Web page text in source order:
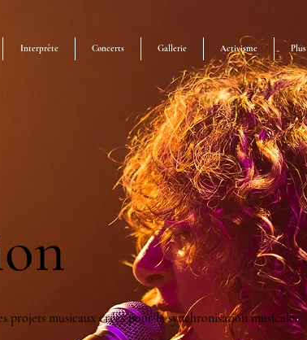
Interprète Concerts Gallerie Activisme Plus
projets musicaux créés pour la synchronisation musicale.